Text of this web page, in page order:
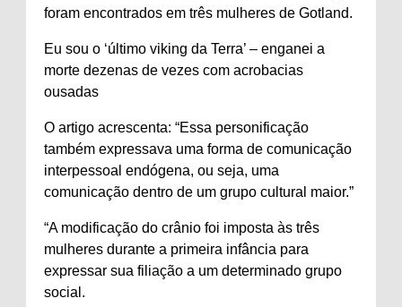
foram encontrados em três mulheres de Gotland.
Eu sou o ‘último viking da Terra’ – enganei a
morte dezenas de vezes com acrobacias
ousadas
O artigo acrescenta: “Essa personificação
também expressava uma forma de comunicação
interpessoal endógena, ou seja, uma
comunicação dentro de um grupo cultural maior.”
“A modificação do crânio foi imposta às três
mulheres durante a primeira infância para
expressar sua filiação a um determinado grupo
social.